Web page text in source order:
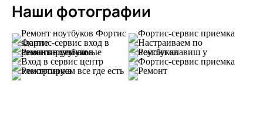
Наши фотографии